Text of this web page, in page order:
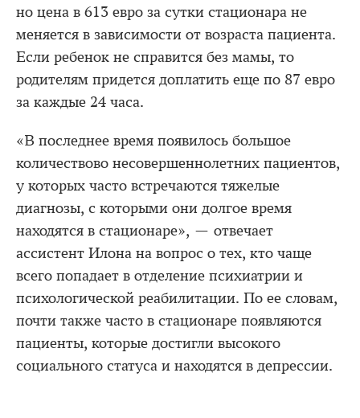
но цена в 613 евро за сутки стационара не
меняется в зависимости от возраста пациента.
Если ребенок не справится без мамы, то
родителям придется доплатить еще по 87 евро
за каждые 24 часа.
«В последнее время появилось большое
количествово несовершеннолетних пациентов,
у которых часто встречаются тяжелые
диагнозы, с которыми они долгое время
находятся в стационаре», — отвечает
ассистент Илона на вопрос о тех, кто чаще
всего попадает в отделение психиатрии и
психологической реабилитации. По ее словам,
почти также часто в стационаре появляются
пациенты, которые достигли высокого
социального статуса и находятся в депрессии.